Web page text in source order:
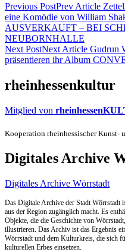
Previous PostPrev Article
eine Komödie von William
AUSVERKAUFT – BEI
NEUBORNHALLE
Next PostNext Article Gudrun
präsentieren ihr Album
rheinhessenkultur
Mitglied von
Kooperation rheinhessischer Kunst-
Digitales Archive
Digitales Archive Wörrstadt
Das Digitale Archive der Stadt Wörrstadt
aus der Region zugänglich macht. Es
Objekte, die die Geschichte von
illustrieren. Das Archiv ist das Ergebnis
Wörrstadt und dem Kulturkreis, die sich
kulturellen Erbes einsetzen.